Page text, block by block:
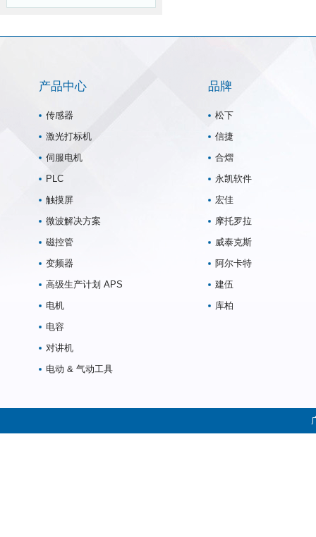
产品中心
传感器
激光打标机
伺服电机
PLC
触摸屏
微波解决方案
磁控管
变频器
高级生产计划 APS
电机
电容
对讲机
电动 & 气动工具
品牌
松下
信捷
合熠
永凯软件
宏佳
摩托罗拉
威泰克斯
阿尔卡特
建伍
库柏